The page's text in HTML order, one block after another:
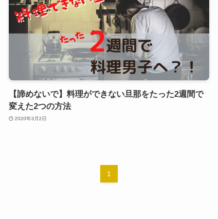
【諦めないで】料理ができない旦那をたった2週間で
変えた2つの方法
2020年3月2日
1